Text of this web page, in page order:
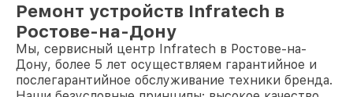
Ремонт устройств Infratech в
Ростове-на-Дону
Мы, сервисный центр Infratech в Ростове-на-
Дону, более 5 лет осуществляем гарантийное и
послегарантийное обслуживание техники бренда.